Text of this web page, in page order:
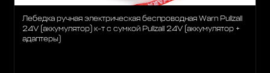
Лебедка ручная электрическая беспроводная Warn Pullzall
24V (аккумулятор) к-т с сумкой Pullzall 24V (аккумулятор +
адаптеры)